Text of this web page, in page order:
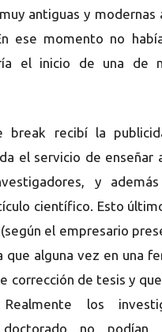
antiguas y modernas
ese momento no
el inicio de una de
break recibí la
el servicio de enseñar
y
científico. Esto
el empresario
que alguna vez en una
corrección de tesis y
Realmente los
no podían